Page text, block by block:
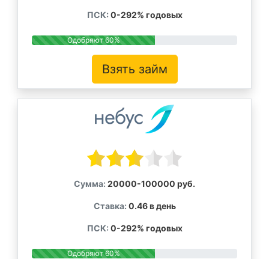
ПСК: 0-292% годовых
Одобряют 60%
Взять займ
Сумма: 20000-100000 руб.
Ставка: 0.46 в день
ПСК: 0-292% годовых
Одобряют 60%